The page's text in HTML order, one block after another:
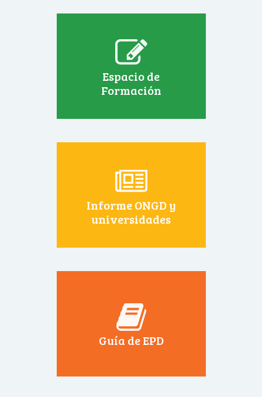
Espacio de
Formación
Informe ONGD y
universidades
Guía de EPD